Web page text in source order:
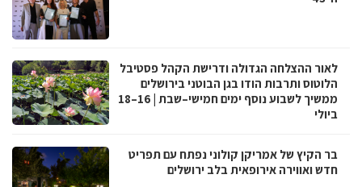
לאור ההצלחה הגדולה ודרישת הקהל פסטיבל
הלוטוס ותרבות הודו בגן הבוטני בירושלים
ממשיך לשבוע נוסף ימים חמישי–שבת | 16–18
ביולי
בר הקיץ של אמריקן קולוני נפתח עם תפריט
חדש ואווירה אירופאית בלב ירושלים